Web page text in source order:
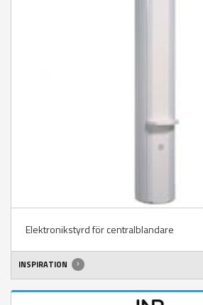
Elektronikstyrd för centralblandare
INSPIRATION